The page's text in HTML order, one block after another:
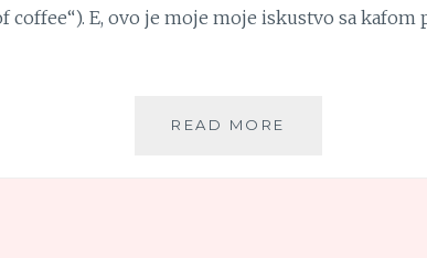
coffee“). E, ovo je moje moje iskustvo sa kafom
READ MORE